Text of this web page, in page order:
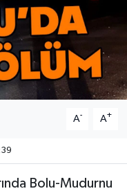
A- A+
Bolu-Mudurnu